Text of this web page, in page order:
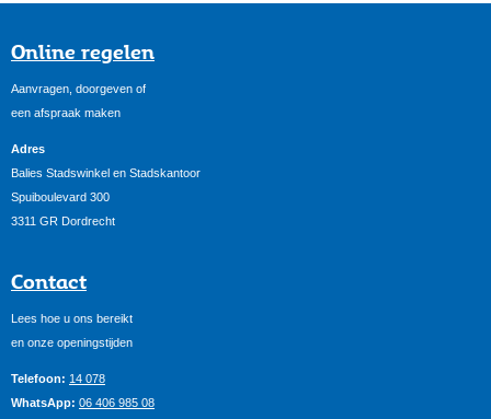
Online regelen
Aanvragen, doorgeven of
een afspraak maken
Adres
Balies Stadswinkel en Stadskantoor
Spuiboulevard 300
3311 GR Dordrecht
Contact
Lees hoe u ons bereikt
en onze openingstijden
Telefoon: 14 078
WhatsApp: 06 406 985 08